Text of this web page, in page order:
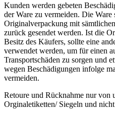
Kunden werden gebeten
der Ware zu vermeiden. Die
Originalverpackung mit
zurück gesendet werden. Ist die
Besitz des Käufers, sollte eine
verwendet werden, um für einen
Transportschäden zu sorgen und
wegen Beschädigungen infolge
vermeiden.
Retoure und Rücknahme nur von
Orginaletiketten/ Siegeln und